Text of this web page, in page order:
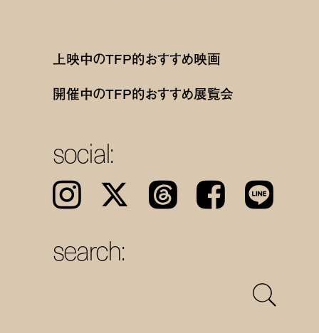
上映中のTFP的おすすめ映画
開催中のTFP的おすすめ展覧会
social:
Instagram 𝕏 Threads Facebook LINE
search: